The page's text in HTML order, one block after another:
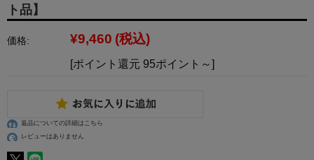
ト品】
価格: ¥9,460 (税込)
[ポイント還元 95ポイント～]
返品についての詳細はこちら
レビューはありません